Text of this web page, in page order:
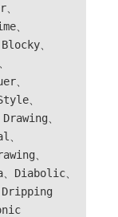
、
、
、
、
、
、
、
Diabolic、